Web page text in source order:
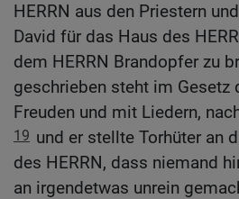
HERRN aus den Priestern
David für das Haus des
dem HERRN Brandopfer zu
geschrieben steht im Gesetz
Freuden und mit Liedern,
19 und er stellte Torhüter an
des HERRN, dass niemand
an irgendetwas unrein